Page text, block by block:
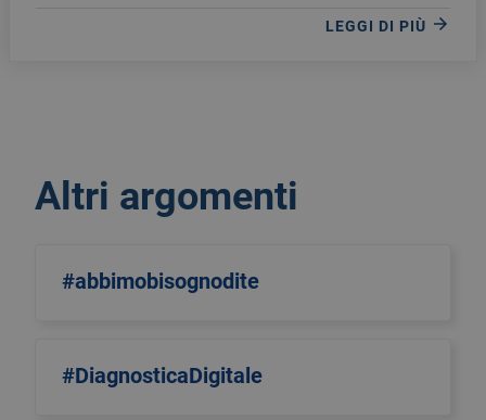
LEGGI DI PIÙ
Altri argomenti
#abbimobisognodite
#DiagnosticaDigitale